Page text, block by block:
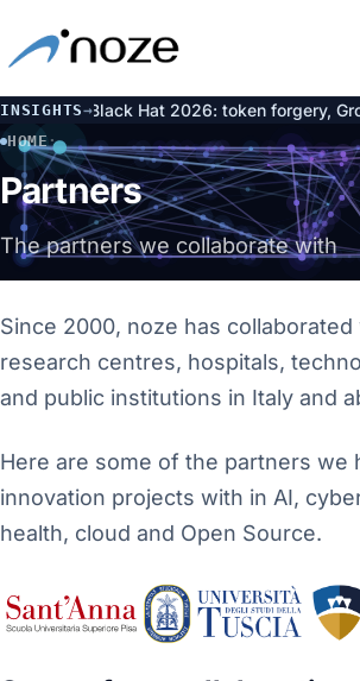
INSIGHTS→
at Black Hat 2026: token forgery,
HOME·
PARTNERS
Partners
The partners we collaborate with
Since 2000, noze has
research centres, hospitals,
and public institutions in Italy and
Here are some of the partners we
innovation projects with in AI,
health, cloud and Open Source.